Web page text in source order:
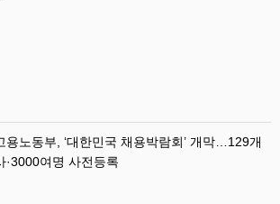
용노동부, ‘대한민국 채용박람회’ 개막…129개
·3000여명 사전등록